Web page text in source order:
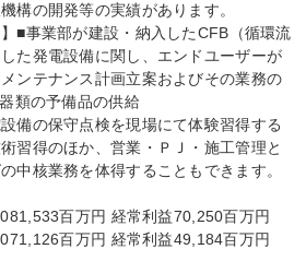
構の開発等の実績があります。
】■事業部が建設・納入したCFB（循環流
た発電設備に関し、エンドユーザーが
ンテナンス計画立案およびその業務の
類の予備品の供給
備の保守点検を現場にて体験習得する
習得のほか、営業・ＰＪ・施工管理と
中核業務を体得することもできます。
百万円 経常利益70,250百万円
百万円 経常利益49,184百万円